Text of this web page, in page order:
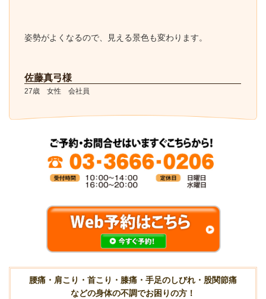
姿勢がよくなるので、見える景色も変わります。
佐藤真弓様
27歳 女性 会社員
腰痛・肩こり・首こり・膝痛・手足のしびれ・股関節痛
などの身体の不調でお困りの方！